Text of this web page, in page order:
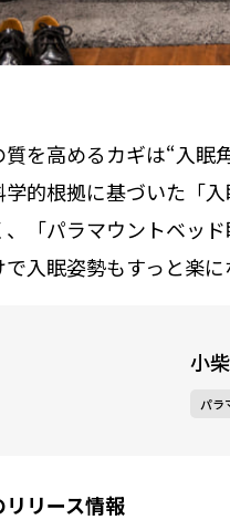
質を高めるカギは“入
学的根拠に基づいた「
、「パラマウントベッ
で入眠姿勢もすっと楽に
小
パラ
リース情報